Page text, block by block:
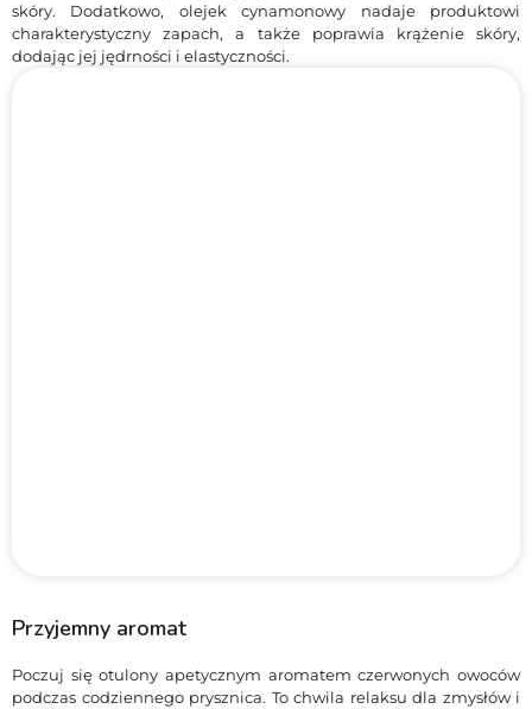
skóry. Dodatkowo, olejek cynamonowy nadaje produktowi
charakterystyczny zapach, a także poprawia krążenie skóry,
dodając jej jędrności i elastyczności.
Przyjemny aromat
Poczuj się otulony apetycznym aromatem czerwonych owoców
podczas codziennego prysznica. To chwila relaksu dla zmysłów i